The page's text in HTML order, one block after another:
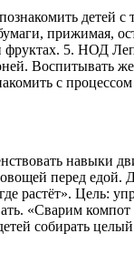
детей с
прижимая,
фруктах. 5. НОД
Воспитывать
с
навыки
перед
растёт». Цель:
«Сварим
собирать